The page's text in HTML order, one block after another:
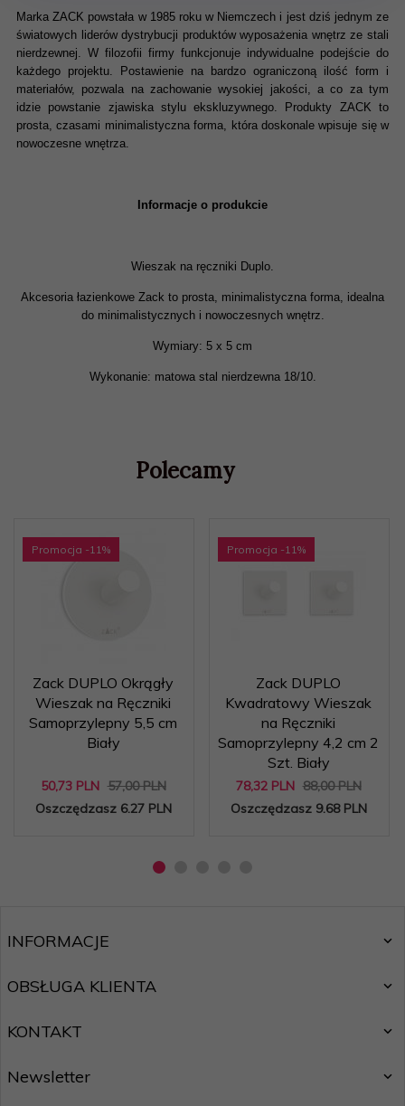
Marka ZACK powstała w 1985 roku w Niemczech i jest dziś jednym ze
światowych liderów dystrybucji produktów wyposażenia wnętrz ze stali
nierdzewnej. W filozofii firmy funkcjonuje indywidualne podejście do
każdego projektu. Postawienie na bardzo ograniczoną ilość form i
materiałów, pozwala na zachowanie wysokiej jakości, a co za tym
idzie powstanie zjawiska stylu ekskluzywnego. Produkty ZACK to
prosta, czasami minimalistyczna forma, która doskonale wpisuje się w
nowoczesne wnętrza.
Informacje o produkcie
Wieszak na ręczniki Duplo.
Akcesoria łazienkowe Zack to prosta, minimalistyczna forma, idealna
do minimalistycznych i nowoczesnych wnętrz.
Wymiary: 5 x 5 cm
Wykonanie: matowa stal nierdzewna 18/10.
Polecamy
Promocja -11%
Zack DUPLO Okrągły
Wieszak na Ręczniki
Samoprzylepny 5,5 cm
Biały
50,73 PLN 57,00 PLN
Oszczędzasz 6.27 PLN
Promocja -11%
Zack DUPLO
Kwadratowy Wieszak
na Ręczniki
Samoprzylepny 4,2 cm 2
Szt. Biały
78,32 PLN 88,00 PLN
Oszczędzasz 9.68 PLN
INFORMACJE
OBSŁUGA KLIENTA
KONTAKT
Newsletter